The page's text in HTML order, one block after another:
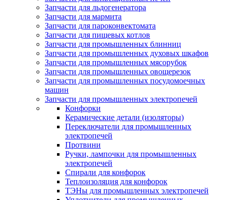
Запчасти для льдогенератора
Запчасти для мармита
Запчасти для пароконвектомата
Запчасти для пищевых котлов
Запчасти для промышленных блинниц
Запчасти для промышленных духовых шкафов
Запчасти для промышленных мясорубок
Запчасти для промышленных овощерезок
Запчасти для промышленных посудомоечных
машин
Запчасти для промышленных электропечей
Конфорки
Керамические детали (изоляторы)
Переключатели для промышленных
электропечей
Протвини
Ручки, лампочки для промышленных
электропечей
Спирали для конфорок
Теплоизоляция для конфорок
ТЭНы для промышленных электропечей